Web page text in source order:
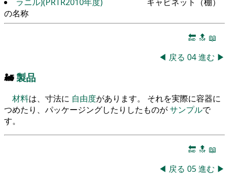
の名称
🔚 🔝 📖
◀ 戻る 04進む ▶
🚂製品
材料は、寸法に 自由度があります。 それを実際に容器に
つめたり、パッケージングしたりしたものがサンプルで
す。
🔚 🔝 📖
◀ 戻る 05進む ▶